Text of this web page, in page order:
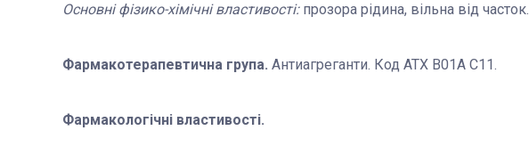
Основні фізико-хімічні властивості: прозора рідина, вільна від часток.
Фармакотерапевтична група. Антиагреганти. Код АТХ B01A C11.
Фармакологічні властивості.